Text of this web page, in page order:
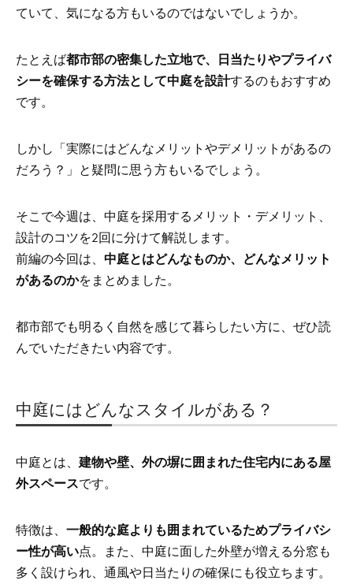
ていて、気になる方もいるのではないでしょうか。
たとえば都市部の密集した立地で、日当たりやプライバ
シーを確保する方法として中庭を設計するのもおすすめ
です。
しかし「実際にはどんなメリットやデメリットがあるの
だろう？」と疑問に思う方もいるでしょう。
そこで今週は、中庭を採用するメリット・デメリット、
設計のコツを2回に分けて解説します。
前編の今回は、 中庭とはどんなものか、どんなメリット
があるのかをまとめました。
都市部でも明るく自然を感じて暮らしたい方に、ぜひ読
んでいただきたい内容です。
中庭にはどんなスタイルがある？
中庭とは、 建物や壁、外の塀に囲まれた住宅内にある屋
外スペースです。
特徴は、 一般的な庭よりも囲まれているためプライバシ
ー性が高い点。また、中庭に面した外壁が増える分窓も
多く設けられ、通風や日当たりの確保にも役立ちます。